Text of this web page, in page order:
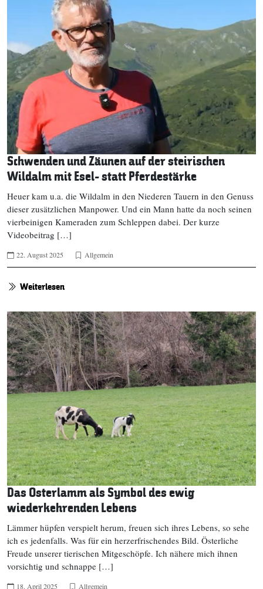
Schwenden und Zäunen auf der steirischen
Wildalm mit Esel- statt Pferdestärke
Heuer kam u.a. die Wildalm in den Niederen Tauern in den Genuss
dieser zusätzlichen Manpower. Und ein Mann hatte da noch seinen
vierbeinigen Kameraden zum Schleppen dabei. Der kurze
Videobeitrag […]
22. August 2025 Allgemein
Weiterlesen
Das Osterlamm als Symbol des ewig
wiederkehrenden Lebens
Lämmer hüpfen verspielt herum, freuen sich ihres Lebens, so sehe
ich es jedenfalls. Was für ein herzerfrischendes Bild. Österliche
Freude unserer tierischen Mitgeschöpfe. Ich nähere mich ihnen
vorsichtig und schnappe […]
18. April 2025 Allgemein